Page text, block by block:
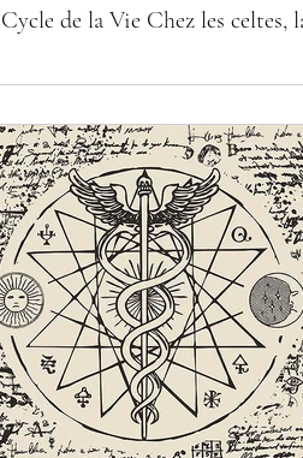
Cycle de la Vie Chez les celtes,
an. Du 31 octobre au 1 er novembre,
elle marque le passage de la
claire à la saison sombre, entre
l’extérieur et l’intérieur, entre le
soleil et le feu de l’âtre. Pour les
Celtes, la journée commençait
tombée de la nuit : l’entrée dans
saison sombre correspond donc
début de l’année. C’est un
hors du temps, un espa